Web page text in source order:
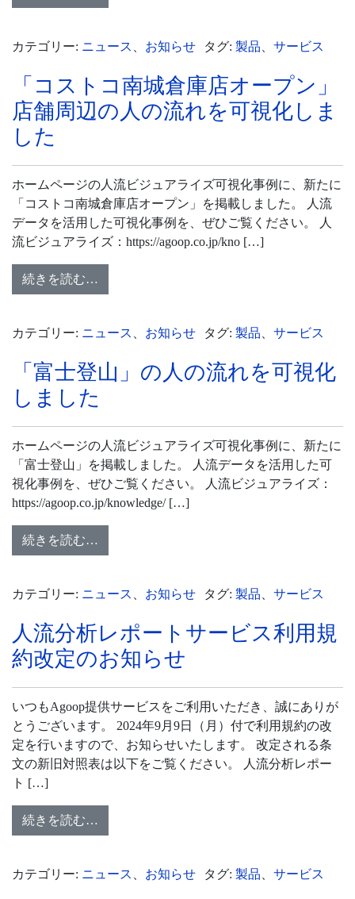
カテゴリー: ニュース お知らせ タグ: 製品 サービス
「コストコ南城倉庫店オープン」
店舗周辺の人の流れを可視化しま
した
ホームページの人流ビジュアライズ可視化事例に、新たに
「コストコ南城倉庫店オープン」を掲載しました。 人流
データを活用した可視化事例を、ぜひご覧ください。 人
流ビジュアライズ：https://agoop.co.jp/kno […]
続きを読む…
カテゴリー: ニュース お知らせ タグ: 製品 サービス
「富士登山」の人の流れを可視化
しました
ホームページの人流ビジュアライズ可視化事例に、新たに
「富士登山」を掲載しました。 人流データを活用した可
視化事例を、ぜひご覧ください。 人流ビジュアライズ：
https://agoop.co.jp/knowledge/ […]
続きを読む…
カテゴリー: ニュース お知らせ タグ: 製品 サービス
人流分析レポートサービス利用規
約改定のお知らせ
いつもAgoop提供サービスをご利用いただき、誠にありが
とうございます。 2024年9月9日（月）付で利用規約の改
定を行いますので、お知らせいたします。 改定される条
文の新旧対照表は以下をご覧ください。 人流分析レポー
ト […]
続きを読む…
カテゴリー: ニュース お知らせ タグ: 製品 サービス